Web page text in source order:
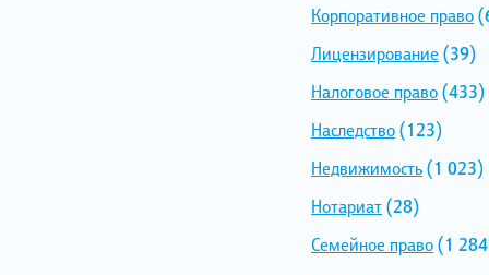
Корпоративное право
Лицензирование (39)
Налоговое право(433)
Наследство(123)
Недвижимость(1 023)
Нотариат(28)
Семейное право(1